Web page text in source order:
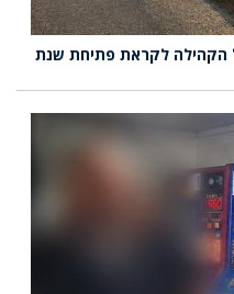
הקהילה לקראת פתיחת שנת